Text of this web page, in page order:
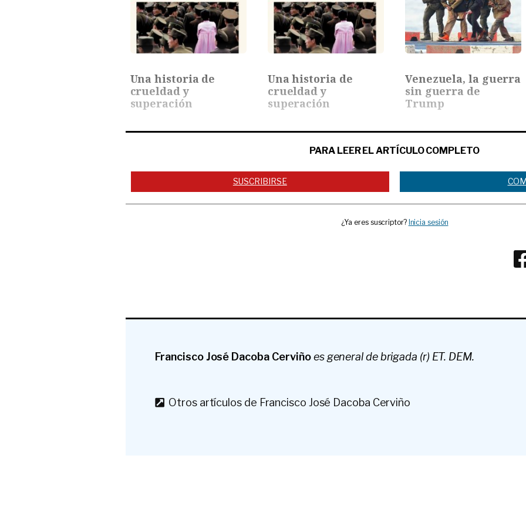
Una historia de
crueldad y
superación
Una historia de
crueldad y
superación
Venezuela, la guerra
sin guerra de
Trump
PARA LEER EL ARTÍCULO COMPLETO
SUSCRIBIRSE
¿Ya eres suscriptor? Inicia sesión
Francisco José Dacoba Cerviñoes general de brigada (r) ET. DEM.
Otros artículos de Francisco José Dacoba Cerviño